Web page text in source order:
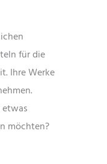
für die
Ihre Werke
möchten?